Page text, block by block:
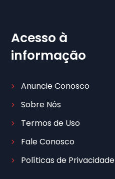
Acesso à
informação
Anuncie Conosco
Sobre Nós
Termos de Uso
Fale Conosco
Políticas de Privacidade